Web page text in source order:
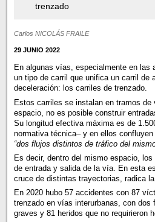
trenzado
Carlos NICOLÁS FRAILE
29 JUNIO 2022
En algunas vías, especialmente en
un tipo de carril que unifica un carril de
deceleración: los carriles de trenzado.
Estos carriles se instalan en tramos de
espacio, no es posible construir
Su longitud efectiva máxima es de
normativa técnica– y en ellos
“dos flujos distintos de tráfico del
Es decir, dentro del mismo espacio,
de entrada y salida de la vía. En esta
cruce de distintas trayectorias, radica
En 2020 hubo 57 accidentes con 87
trenzado en vías interurbanas, con dos
graves y 81 heridos que no requirieron